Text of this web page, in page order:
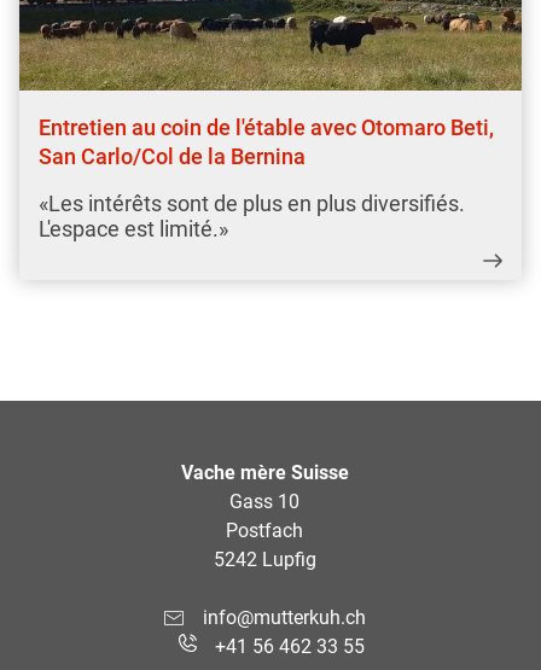
Entretien au coin de l'étable avec Otomaro Beti,
San Carlo/Col de la Bernina
«Les intérêts sont de plus en plus diversifiés.
L'espace est limité.»
Vache mère Suisse
Gass 10
Postfach
5242 Lupfig
info@mutterkuh.ch
+41 56 462 33 55